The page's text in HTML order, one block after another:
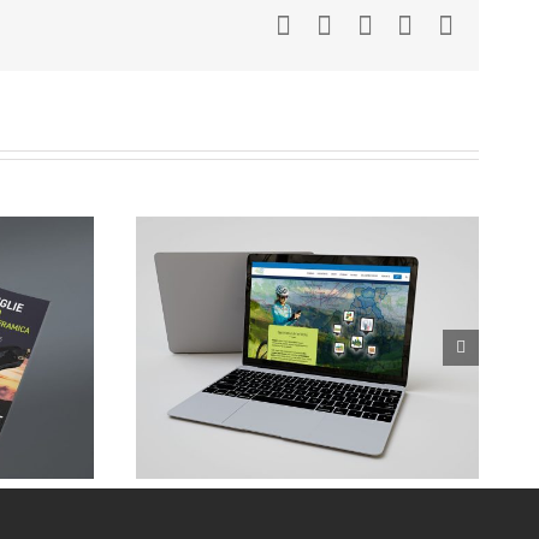
Facebook
LinkedInWhatsApp
Pinterest